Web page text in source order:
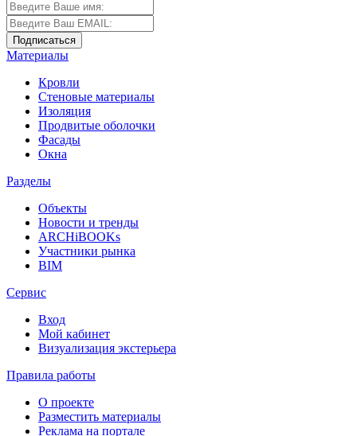
Материалы
Кровли
Стеновые материалы
Изоляция
Продвитые оболочки
Фасады
Окна
Разделы
Объекты
Новости и тренды
ARCHiBOOKs
Участники рынка
BIM
Сервис
Вход
Мой кабинет
Визуализация экстерьера
Правила работы
О проекте
Разместить материалы
Реклама на портале